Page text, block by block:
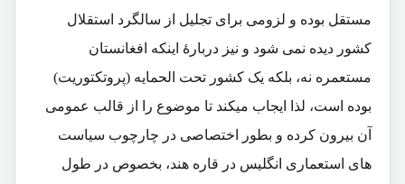
مستقل بوده و لزومی برای تجلیل از سالگرد استقلال
کشور دیده نمی شود و نیز دربارۀ اینکه افغانستان
مستعمره نه، بلکه یک کشور تحت الحمایه (پروتکتوریت)
بوده است، لذا ایجاب میکند تا موضوع را از قالب عمومی
آن بیرون کرده و بطور اختصاصی در چارچوب سیاست
های استعماری انگلیس در قاره هند، بخصوص در طول